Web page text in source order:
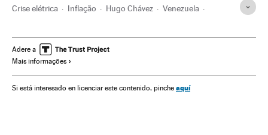
Crise elétrica Inflação Hugo Chávez Venezuela
Controle alimentário Recessão econômica
Indicadores econômicos
Conjuntura econômica Produção energia
Adere a
Mais informações
Si está interesado en licenciar este contenido, pinche aquí